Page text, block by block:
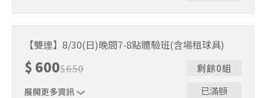
制。歡迎邀請親友一同報名參加，享受團體運動樂趣！ 如
人數未達開班門檻，或因天候不佳無法如期舉行，POA將視
情況安排延期或併班處理。 ⚠️ 報名完成後，如因天候因素
無法上課，僅提供課程延期選項，恕不退費，請參閱【報名
與課程異動規則】。報名後視為您已同意上述規則。
【雙連】8/30(日)晚間7-8點體驗班(含場租球具)
$ 600$650
展開更多資訊
剩餘0組
已滿額